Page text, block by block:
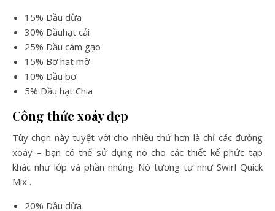
15% Dầu dừa
30% Dầuhạt cải
25% Dầu cám gạo
15% Bơ hạt mỡ
10% Dầu bơ
5% Dầu hạt Chia
Công thức xoáy đẹp
Tùy chọn này tuyệt vời cho nhiều thứ hơn là chỉ các đường
xoáy – bạn có thể sử dụng nó cho các thiết kế phức tạp
khác như lớp và phần nhúng. Nó tương tự như Swirl Quick
Mix .
20% Dầu dừa